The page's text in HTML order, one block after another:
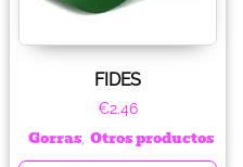
FIDES
€2.46
Gorras, Otros productos